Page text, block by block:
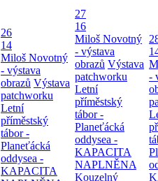
26
14
Miloš Novotný
- výstava
obrazů Výstava
patchworku
Letní
příměstský
tábor -
Planeťácká
oddysea -
KAPACITA
27
16
Miloš Novotný
- výstava
obrazů Výstava
patchworku
Letní
příměstský
tábor -
Planeťácká
oddysea -
KAPACITA
NAPLNĚNA
Kouzelný
-